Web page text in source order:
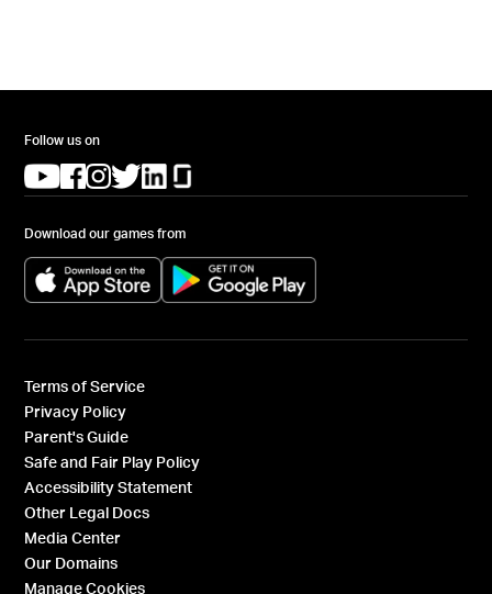
Follow us on
(opens in a new tab)
(opens in a new tab)
(opens in a new tab)
(opens in a new tab)
(opens in a new tab)
Download our games from
(opens in a new tab) (opens in a new tab)
Terms of Service
Privacy Policy
Parent's Guide
Safe and Fair Play Policy
Accessibility Statement
Other Legal Docs
Media Center
Our Domains
Manage Cookies